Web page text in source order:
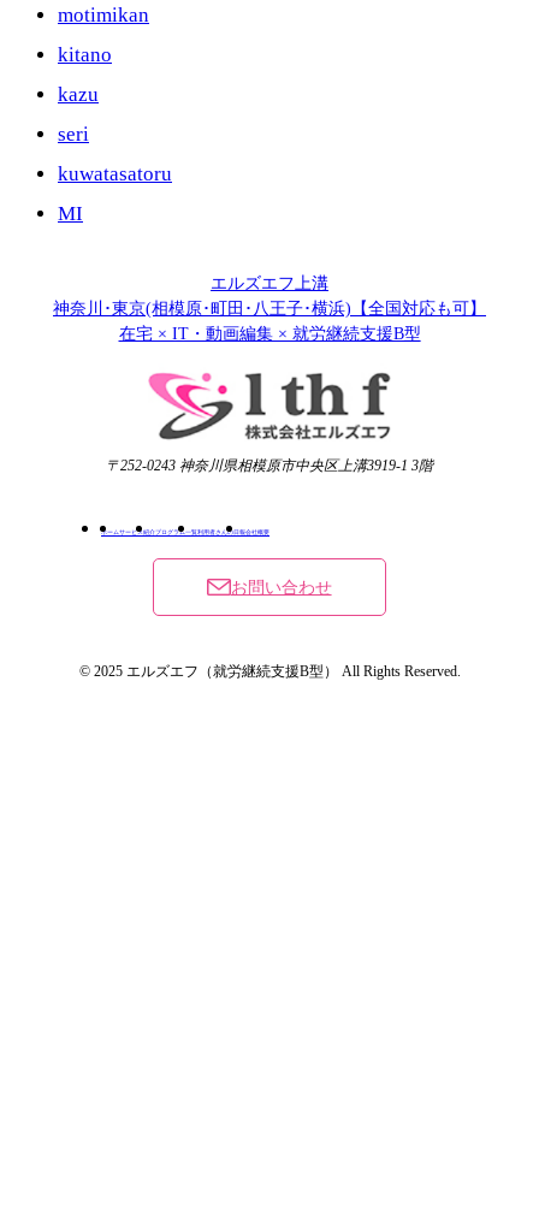
motimikan
kitano
kazu
seri
kuwatasatoru
MI
エルズエフ上溝
神奈川･東京(相模原･町田･八王子･横浜)【全国対応も可】
在宅 × IT・動画編集 × 就労継続支援B型
〒252-0243 神奈川県相模原市中央区上溝3919-1 3階
ホームサービス紹介プログラム一覧利用者さんの日報会社概要
お問い合わせ
© 2025 エルズエフ（就労継続支援B型） All Rights Reserved.